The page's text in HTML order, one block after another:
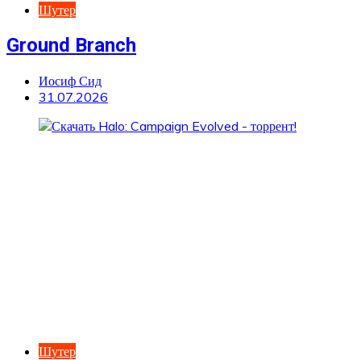
Шутер
Ground Branch
Иосиф Сид
31.07.2026
Шутер